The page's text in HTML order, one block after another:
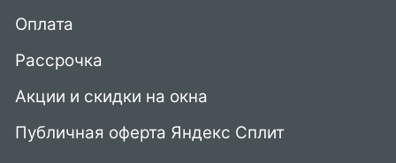
Оплата
Рассрочка
Акции и скидки на окна
Публичная оферта Яндекс Сплит